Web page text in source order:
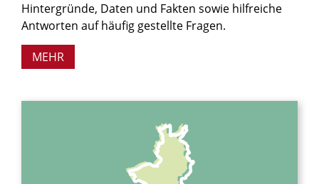
Hintergründe, Daten und Fakten sowie hilfreiche
Antworten auf häufig gestellte Fragen.
MEHR